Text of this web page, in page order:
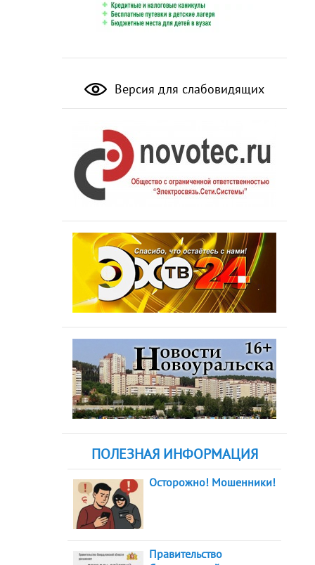
Версия для слабовидящих
ПОЛЕЗНАЯ ИНФОРМАЦИЯ
Осторожно! Мошенники!
Правительство